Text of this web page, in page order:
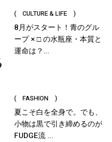
( CULTURE & LIFE )
8月がスタート！青のグル
ープ × □ の水瓶座・本質と
運命は？...
( FASHION )
夏こそ白を全身で。でも、
小物は黒で引き締めるのが
FUDGE流 ...